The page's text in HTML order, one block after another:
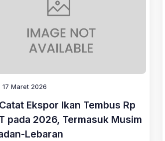
17 Maret 2026
Ekspor Ikan Tembus Rp
pada 2026, Termasuk Musim
Lebaran